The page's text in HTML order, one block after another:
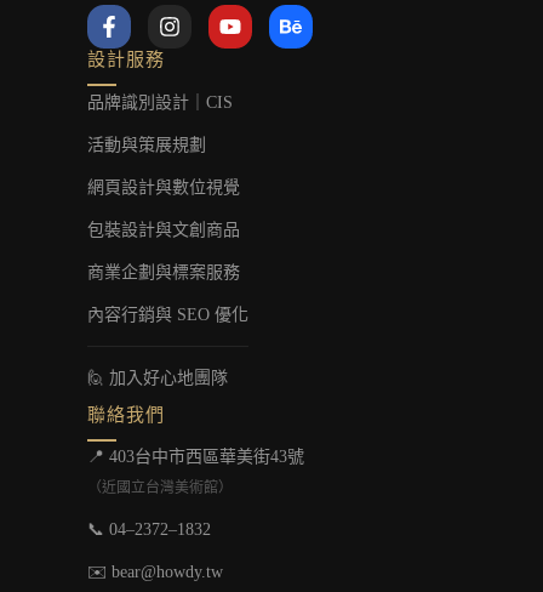
F
a
c
e
b
o
-
I
n
a
r
m
Y
o
u
B
e
設計服務
品牌識別設計｜CIS
活動與策展規劃
網頁設計與數位視覺
包裝設計與文創商品
商業企劃與標案服務
內容行銷與 SEO 優化
🙋 加入好心地團隊
聯絡我們
📍 403台中市西區華美街43號
（近國立台灣美術館）
📞 04–2372–1832
✉️ bear@howdy.tw